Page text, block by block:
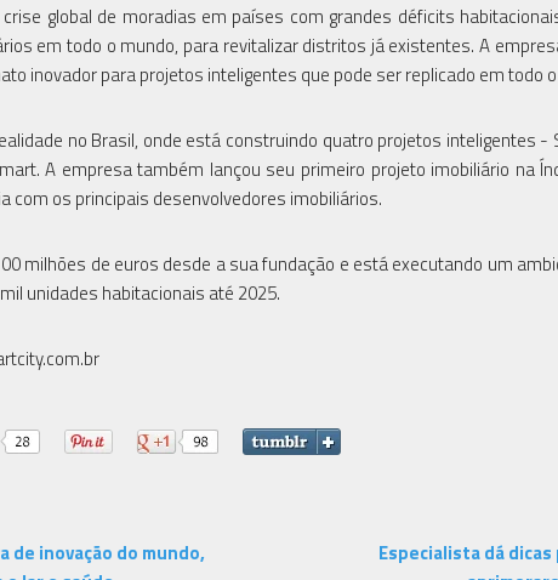
global de moradias em países com grandes déficits
em todo o mundo, para revitalizar distritos já existentes. A
inovador para projetos inteligentes que pode ser replicado em todo
no Brasil, onde está construindo quatro projetos inteligentes -
A empresa também lançou seu primeiro projeto imobiliário na
com os principais desenvolvedores imobiliários.
milhões de euros desde a sua fundação e está executando um
unidades habitacionais até 2025.
de inovação do mundo,
Especialista dá